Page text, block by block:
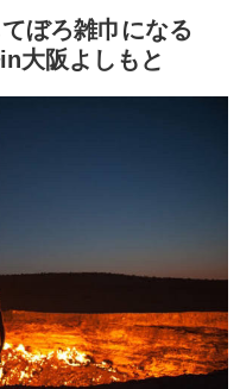
ぼろ雑巾になる
大阪よしもと